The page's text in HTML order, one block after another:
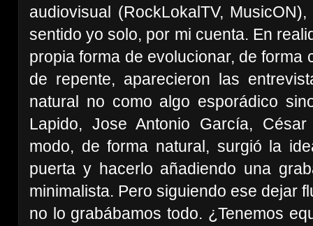
audiovisual (RockLokalTV,
sentidoyo solo, por mi cuenta. En
propia forma de evolucionar, de forma
de repente, aparecieron las
natural no como algo esporádico
Lapido, Jose Antonio García,
modo, de forma natural, surgió la
puerta y hacerlo añadiendo una
minimalista. Pero siguiendo ese dejar
no lo grabábamos todo. ¿Tenemos